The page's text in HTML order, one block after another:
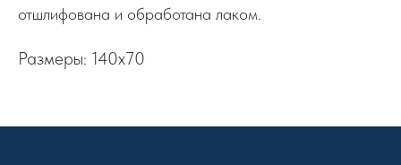
отшлифована и обработана лаком.
Размеры: 140х70